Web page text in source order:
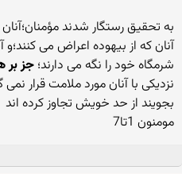
به تحقيق رستگار شدند
آنان که از بيهوده اعراض می کنند؛و
شرمگاه خود را نگه می دارند؛ جز بر
نزديکی با آنان مورد ملامت قرار
بجويند از حد خويش تجاوز کرده اند
مومنون 1تا7